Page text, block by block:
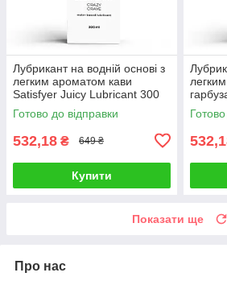
Лубрикант на водній основі з
легким ароматом кави
Satisfyer Juicy Lubricant 300
мл Talla
Готово до відправки
532,18 ₴ 649 ₴
Купити
мл
Показати ще
Про нас